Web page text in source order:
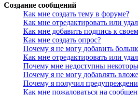
Создание сообщений
Как мне создать тему в форуме?
Как мне отредактировать или
Как мне добавить подпись к
Как мне создать опрос?
Почему я не могу добавить
Как мне отредактировать или
Почему мне недоступны
Почему я не могу добавлять
Почему я получил
Как мне пожаловаться на